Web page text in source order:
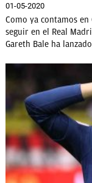
01-05-2020
Como ya contamos
seguir en el Real
Gareth Bale ha